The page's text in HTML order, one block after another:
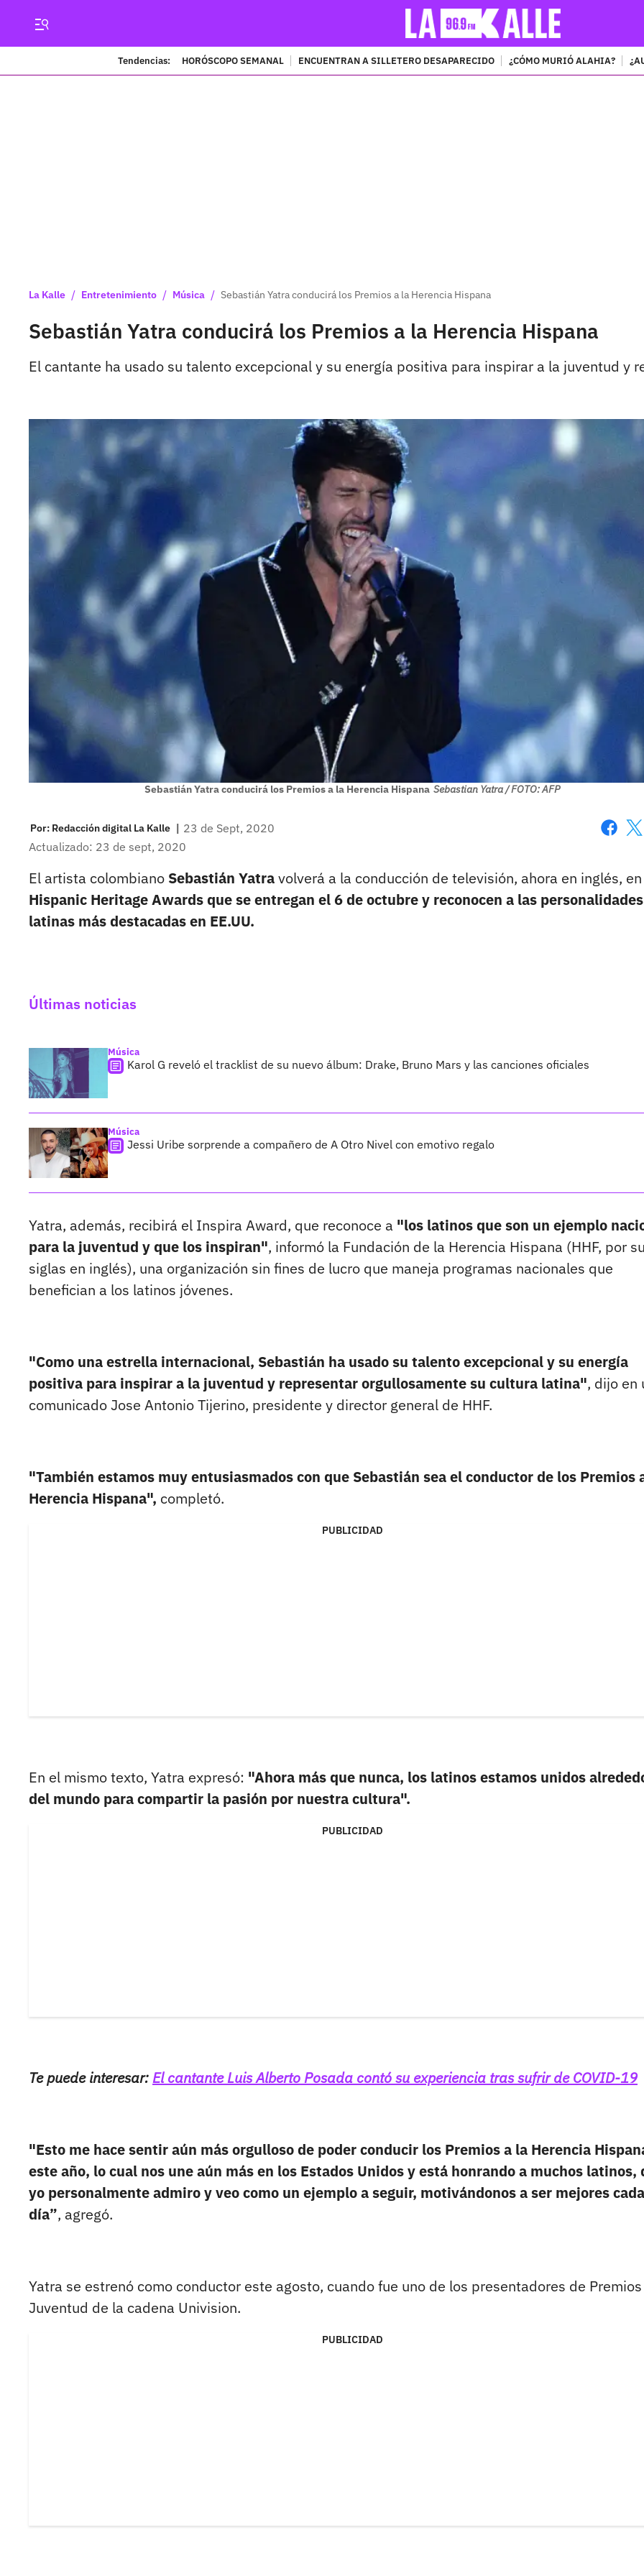
Tendencias: HORÓSCOPO SEMANAL ENCUENTRAN A SILLETERO DESAPARECIDO ¿CÓMO MURIÓ ALAHIA?
La Kalle / Entretenimiento / Música / Sebastián Yatra conducirá los Premios a la Herencia Hispana
Sebastián Yatra conducirá los Premios a la Herencia Hispana
El cantante ha usado su talento excepcional y su energía positiva para inspirar a la juventud y
Sebastián Yatra conducirá los Premios a la Herencia Hispana Sebastian Yatra / FOTO: AFP
Por: Redacción digital La Kalle | 23 de Sept, 2020
Actualizado: 23 de sept, 2020
El artista colombiano Sebastián Yatravolverá a la conducción de televisión, ahora en inglés,
Hispanic Heritage Awards que se entregan el 6 de octubre y reconocen a las personalidades
latinas más destacadas en EE.UU.
Últimas noticias
Música
Karol G reveló el tracklist de su nuevo álbum: Drake, Bruno Mars y las canciones oficiales
Música
Jessi Uribe sorprende a compañero de A Otro Nivel con emotivo regalo
Yatra, además, recibirá el Inspira Award, que reconoce a "los latinos que son un ejemplo
para la juventud y que los inspiran", informó la Fundación de la Herencia Hispana (HHF, por
siglas en inglés), una organización sin fines de lucro que maneja programas nacionales que
benefician a los latinos jóvenes.
"Como una estrella internacional, Sebastián ha usado su talento excepcional y su energía
positiva para inspirar a la juventud y representar orgullosamente su cultura latina", dijo en
comunicado Jose Antonio Tijerino, presidente y director general de HHF.
"También estamos muy entusiasmados con que Sebastián sea el conductor de los Premios
Herencia Hispana", completó.
PUBLICIDAD
En el mismo texto, Yatra expresó: "Ahora más que nunca, los latinos estamos unidos
del mundo para compartir la pasión por nuestra cultura".
PUBLICIDAD
Te puede interesar:El cantante Luis Alberto Posada contó su experiencia tras sufrir de COVID-19
"Esto me hace sentir aún más orgulloso de poder conducir los Premios a la Herencia
este año, lo cual nos une aún más en los Estados Unidos y está honrando a muchos latinos,
yo personalmente admiro y veo como un ejemplo a seguir, motivándonos a ser mejores cada
día”, agregó.
Yatra se estrenó como conductor este agosto, cuando fue uno de los presentadores de Premios
Juventud de la cadena Univision.
PUBLICIDAD